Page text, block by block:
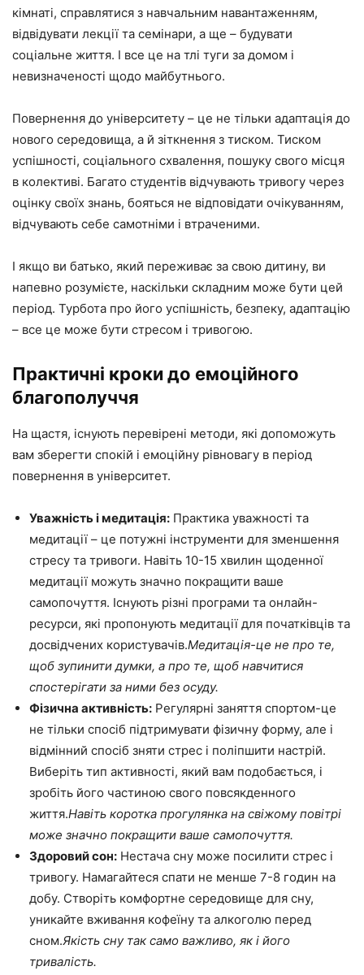
кімнаті, справлятися з навчальним навантаженням,
відвідувати лекції та семінари, а ще – будувати
соціальне життя. І все це на тлі туги за домом і
невизначеності щодо майбутнього.
Повернення до університету – це не тільки адаптація до
нового середовища, а й зіткнення з тиском. Тиском
успішності, соціального схвалення, пошуку свого місця
в колективі. Багато студентів відчувають тривогу через
оцінку своїх знань, бояться не відповідати очікуванням,
відчувають себе самотніми і втраченими.
І якщо ви батько, який переживає за свою дитину, ви
напевно розумієте, наскільки складним може бути цей
період. Турбота про його успішність, безпеку, адаптацію
– все це може бути стресом і тривогою.
Практичні кроки до емоційного
благополуччя
На щастя, існують перевірені методи, які допоможуть
вам зберегти спокій і емоційну рівновагу в період
повернення в університет.
Уважність і медитація: Практика уважності та
медитації – це потужні інструменти для зменшення
стресу та тривоги. Навіть 10-15 хвилин щоденної
медитації можуть значно покращити ваше
самопочуття. Існують різні програми та онлайн-
ресурси, які пропонують медитації для початківців та
досвідчених користувачів.Медитація-це не про те,
щоб зупинити думки, а про те, щоб навчитися
спостерігати за ними без осуду.
Фізична активність: Регулярні заняття спортом-це
не тільки спосіб підтримувати фізичну форму, але і
відмінний спосіб зняти стрес і поліпшити настрій.
Виберіть тип активності, який вам подобається, і
зробіть його частиною свого повсякденного
життя.Навіть коротка прогулянка на свіжому повітрі
може значно покращити ваше самопочуття.
Здоровий сон: Нестача сну може посилити стрес і
тривогу. Намагайтеся спати не менше 7-8 годин на
добу. Створіть комфортне середовище для сну,
уникайте вживання кофеїну та алкоголю перед
сном.Якість сну так само важливо, як і його
тривалість.